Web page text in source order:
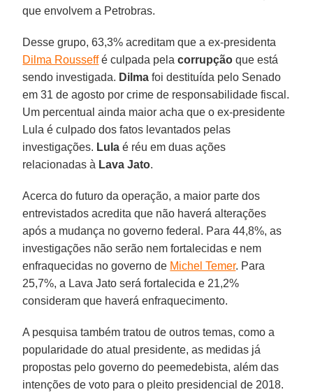
que envolvem a Petrobras.
Desse grupo, 63,3% acreditam que a ex-presidenta
Dilma Rousseffé culpada pelacorrupção que está
sendo investigada. Dilma foi destituída pelo Senado
em 31 de agosto por crime de responsabilidade fiscal.
Um percentual ainda maior acha que o ex-presidente
Lula é culpado dos fatos levantados pelas
investigações. Lula é réu em duas ações
relacionadas à Lava Jato.
Acerca do futuro da operação, a maior parte dos
entrevistados acredita que não haverá alterações
após a mudança no governo federal. Para 44,8%, as
investigações não serão nem fortalecidas e nem
enfraquecidas no governo de Michel Temer. Para
25,7%, a Lava Jato será fortalecida e 21,2%
consideram que haverá enfraquecimento.
A pesquisa também tratou de outros temas, como a
popularidade do atual presidente, as medidas já
propostas pelo governo do peemedebista, além das
intenções de voto para o pleito presidencial de 2018.